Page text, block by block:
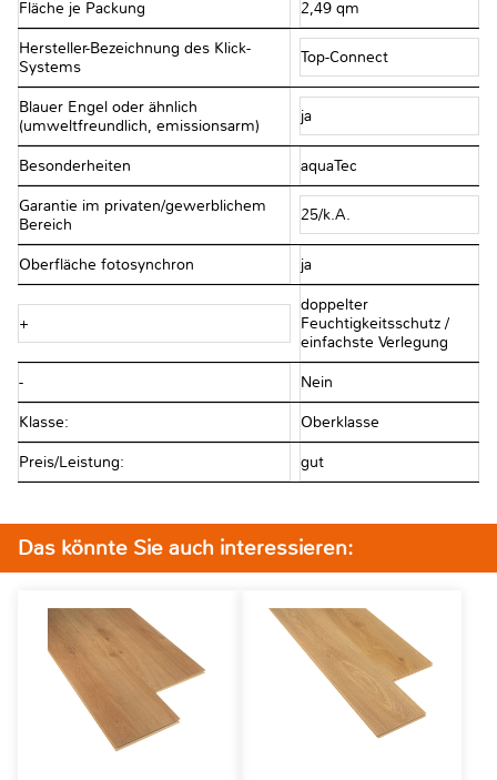
Fläche je Packung 2,49 qm
Hersteller-Bezeichnung des Klick-
Systems
Top-Connect
Blauer Engel oder ähnlich
(umweltfreundlich, emissionsarm)
ja
Besonderheiten aquaTec
Garantie im privaten/gewerblichem
Bereich
25/k.A.
Oberfläche fotosynchron ja
+
doppelter
Feuchtigkeitsschutz /
einfachste Verlegung
- Nein
Klasse: Oberklasse
Preis/Leistung: gut
Das könnte Sie auch interessieren: